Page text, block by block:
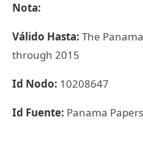
Nota:
Válido Hasta: The
through 2015
Id Nodo: 10208647
Id Fuente: Panama Papers